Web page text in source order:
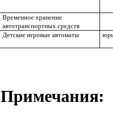
Временное хранение
автотранспортных средств
Детские игровые автоматы
Примечания: